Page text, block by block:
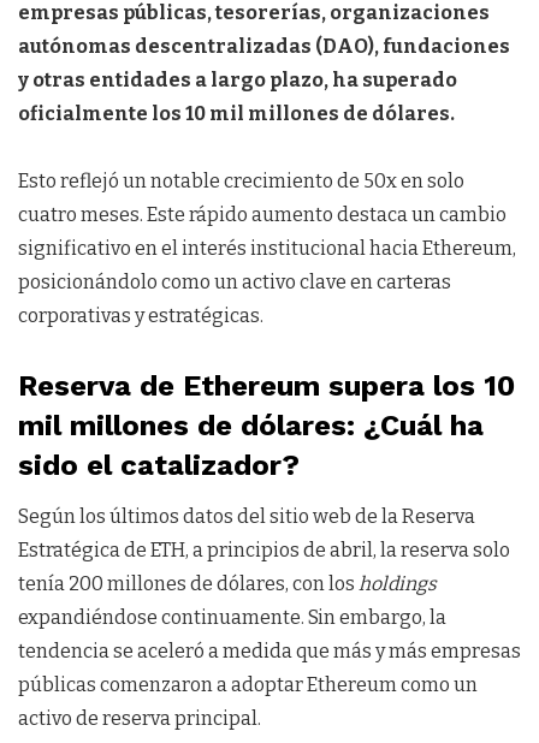
empresas públicas, tesorerías, organizaciones
autónomas descentralizadas (DAO), fundaciones
y otras entidades a largo plazo, ha superado
oficialmente los 10 mil millones de dólares.
Esto reflejó un notable crecimiento de 50x en solo
cuatro meses. Este rápido aumento destaca un cambio
significativo en el interés institucional hacia Ethereum,
posicionándolo como un activo clave en carteras
corporativas y estratégicas.
Reserva de Ethereum supera los 10
mil millones de dólares: ¿Cuál ha
sido el catalizador?
Según los últimos datos del sitio web de la Reserva
Estratégica de ETH, a principios de abril, la reserva solo
tenía 200 millones de dólares, con los holdings
expandiéndose continuamente. Sin embargo, la
tendencia se aceleró a medida que más y más empresas
públicas comenzaron a adoptar Ethereum como un
activo de reserva principal.